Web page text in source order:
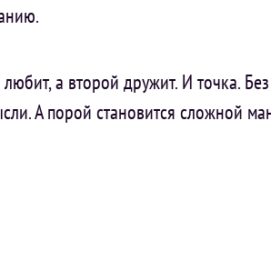
а второй дружит. И точка.
А порой становится сложной